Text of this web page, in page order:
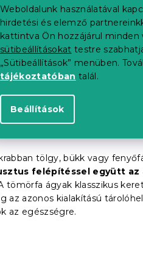
Weboldalunk használatával
hirdetési és elemző
kattintva Ön hozzájárul
sütibeállításokat testre
„Sütibeállítások” menüben.
tájékoztatóban talál.
Beállítások
és szilárdan áll a
állnak, amelyre a
. Hátránya lehet, hogy nincs
tároló dobozvásárolható meg.
tölgy, bükk vagy
felépítéssel együtt az
tömörfa ágyak klasszikus
az azonos kialakítású
az egészségre.